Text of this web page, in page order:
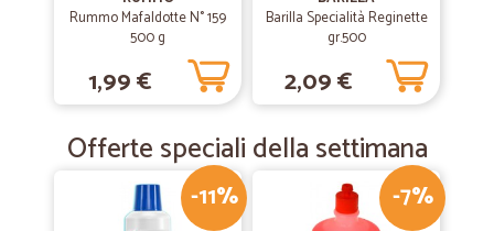
Rummo Mafaldotte N° 159
500 g
1,99 €
Barilla Specialità Reginette
gr.500
2,09 €
Offerte speciali della settimana
-11% -7%